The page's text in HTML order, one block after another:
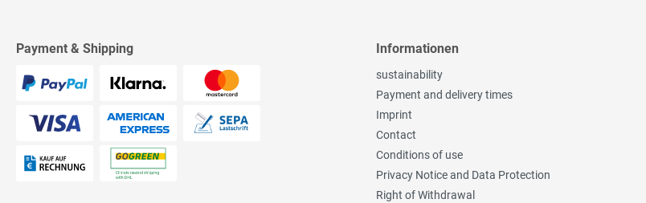
Payment & Shipping Informationen
sustainability
Payment and delivery times
Imprint
Contact
Conditions of use
Privacy Notice and Data Protection
Right of Withdrawal